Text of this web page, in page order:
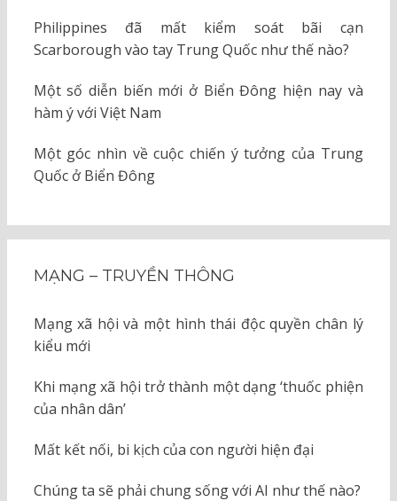
Philippines đã mất kiểm soát bãi cạn
Scarborough vào tay Trung Quốc như thế nào?
Một số diễn biến mới ở Biển Đông hiện nay và
hàm ý với Việt Nam
Một góc nhìn về cuộc chiến ý tưởng của Trung
Quốc ở Biển Đông
MẠNG – TRUYỀN THÔNG
Mạng xã hội và một hình thái độc quyền chân lý
kiểu mới
Khi mạng xã hội trở thành một dạng ‘thuốc phiện
của nhân dân’
Mất kết nối, bi kịch của con người hiện đại
Chúng ta sẽ phải chung sống với AI như thế nào?